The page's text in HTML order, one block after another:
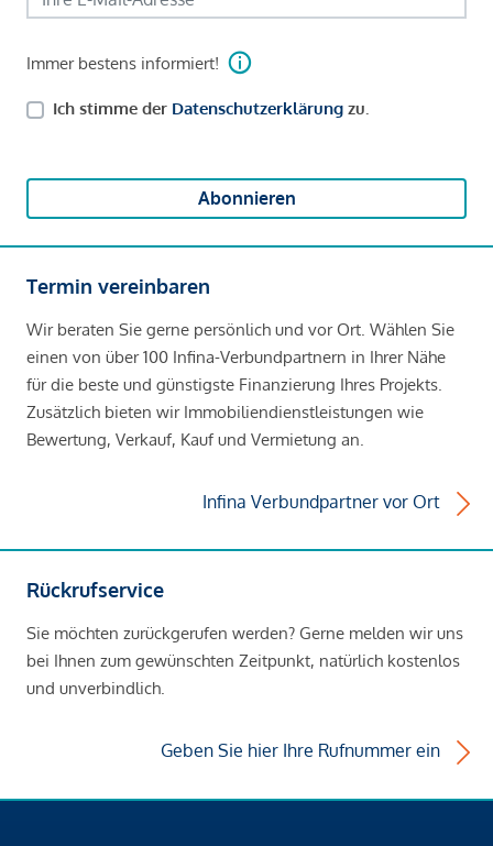
Immer bestens informiert!
Ich stimme der Datenschutzerklärung zu.
Abonnieren
Termin vereinbaren
Wir beraten Sie gerne persönlich und vor Ort. Wählen Sie
einen von über 100 Infina-Verbundpartnern in Ihrer Nähe
für die beste und günstigste Finanzierung Ihres Projekts.
Zusätzlich bieten wir Immobiliendienstleistungen wie
Bewertung, Verkauf, Kauf und Vermietung an.
Infina Verbundpartner vor Ort
Rückrufservice
Sie möchten zurückgerufen werden? Gerne melden wir uns
bei Ihnen zum gewünschten Zeitpunkt, natürlich kostenlos
und unverbindlich.
Geben Sie hier Ihre Rufnummer ein